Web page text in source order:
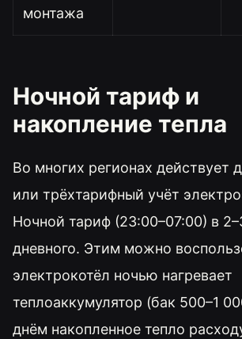
монтажа
Ночной тариф и
накопление тепла
Во многих регионах действует
или трёхтарифный учёт
Ночной тариф (23:00–07:00) в
дневного. Этим можно
электрокотёл ночью нагревает
теплоаккумулятор (бак 500–1
днём накопленное тепло